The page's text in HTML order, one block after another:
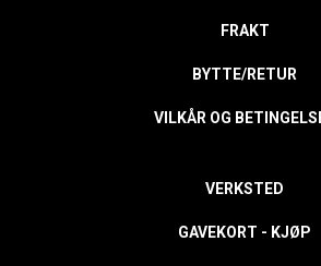
FRAKT
BYTTE/RETUR
VILKÅR OG
VERKSTED
GAVEKORT - KJØP